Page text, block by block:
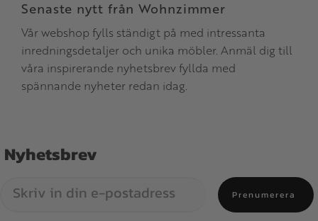
Senaste nytt från Wohnzimmer
Vår webshop fylls ständigt på med intressanta
inredningsdetaljer och unika möbler. Anmäl dig till
våra inspirerande nyhetsbrev fyllda med
spännande nyheter redan idag.
Nyhetsbrev
Prenumerera